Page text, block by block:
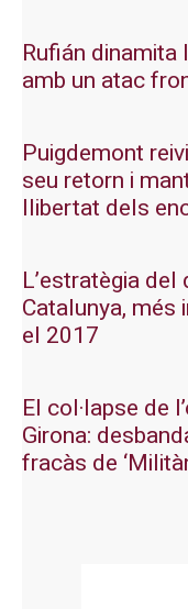
Rufián
amb un atac
Puigdemont
seu retorn i
llibertat dels
L’estratègia
Catalunya, més
el 2017
El col·lapse de
Girona:
fracàs de